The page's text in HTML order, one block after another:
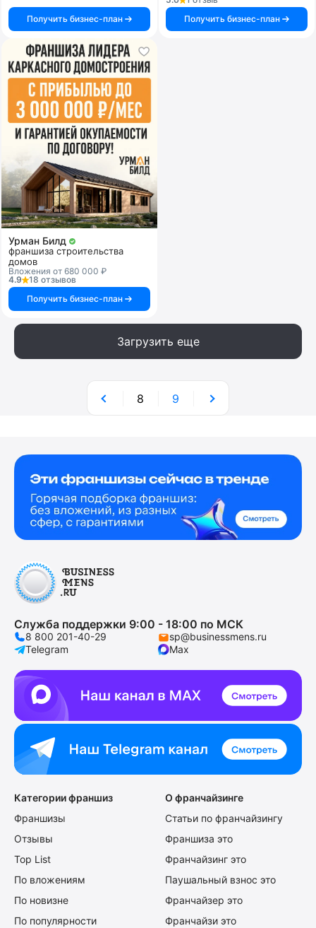
Получить бизнес-план
Получить бизнес-план
Урман Билд
франшиза строительства
домов
Вложения от 680 000 ₽
4.9
18 отзывов
Получить бизнес-план
Загрузить еще
8 9
Служба поддержки 9:00 - 18:00 по МСК
8 800 201-40-29
sp@businessmens.ru
Telegram
Max
Категории франшиз
Франшизы
Отзывы
Top List
По вложениям
По новизне
По популярности
О франчайзинге
Статьи по франчайзингу
Франшиза это
Франчайзинг это
Паушальный взнос это
Франчайзер это
Франчайзи это